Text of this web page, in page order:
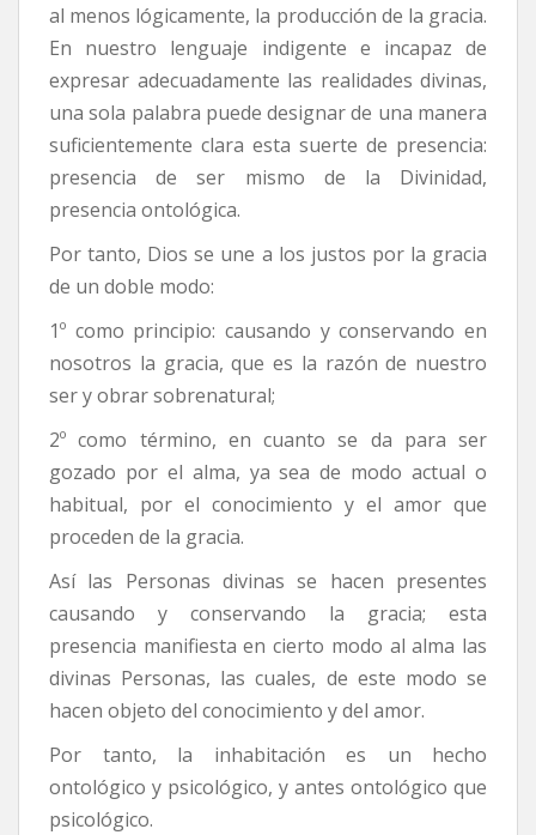
al menos lógicamente, la producción de la gracia.
En nuestro lenguaje indigente e incapaz de
expresar adecuadamente las realidades divinas,
una sola palabra puede designar de una manera
suficientemente clara esta suerte de presencia:
presencia de ser mismo de la Divinidad,
presencia ontológica.
Por tanto, Dios se une a los justos por la gracia
de un doble modo:
1º como principio: causando y conservando en
nosotros la gracia, que es la razón de nuestro
ser y obrar sobrenatural;
2º como término, en cuanto se da para ser
gozado por el alma, ya sea de modo actual o
habitual, por el conocimiento y el amor que
proceden de la gracia.
Así las Personas divinas se hacen presentes
causando y conservando la gracia; esta
presencia manifiesta en cierto modo al alma las
divinas Personas, las cuales, de este modo se
hacen objeto del conocimiento y del amor.
Por tanto, la inhabitación es un hecho
ontológico y psicológico, y antes ontológico que
psicológico.